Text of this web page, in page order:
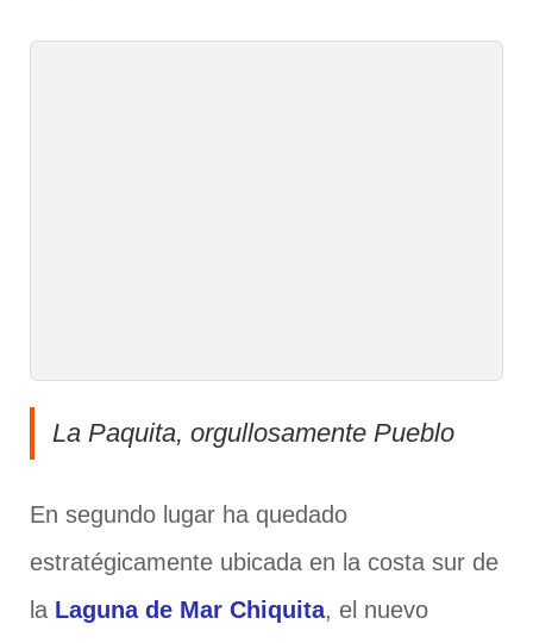
La Paquita, orgullosamente Pueblo
En segundo lugar ha quedado
estratégicamente ubicada en la costa sur de
la Laguna de Mar Chiquita, el nuevo